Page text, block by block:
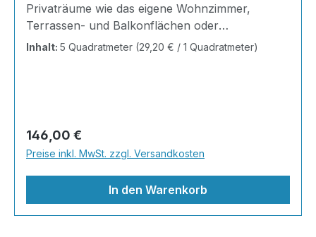
Privaträume wie das eigene Wohnzimmer,
Terrassen- und Balkonflächen oder
Gewerbeobjekte und Austellungsräume; unsere
und einfach zu verlegen. Stöbern Sie in unserem
Shop nach Ihrer Lieblingsfarbe und legen Sie
gleich los!Inhalt 2x25kg Marmorsteine 1kg
Grundierung AT-EG30 4kg Ste
Inhalt: 5 Quadratmeter (29,20 € / 1 Quadratmeter)
Regulärer Preis:
146,00 €
Preise inkl. MwSt. zzgl. Versandkosten
In den Warenkorb